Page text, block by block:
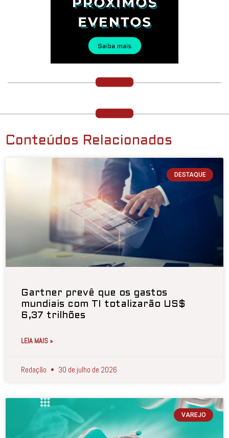
Conteúdos Relacionados
DESTAQUE
Gartner prevê que os gastos
mundiais com TI totalizarão US$
6,37 trilhões
LEIA MAIS »
Redação 30 de julho de 2026
VAREJO